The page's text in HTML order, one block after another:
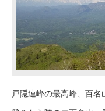
戸隠連峰の最高峰、百